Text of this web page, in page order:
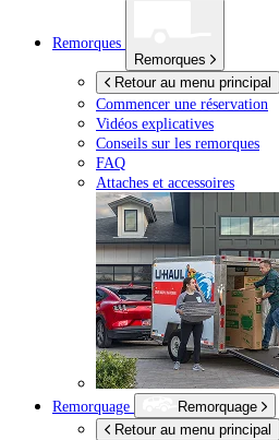
Remorques
Remorques
Retour au menu principal
Commencer une réservation
Vidéos explicatives
Conseils sur les remorques
FAQ
Attaches et accessoires
Remorquage
Remorquage
Retour au menu principal